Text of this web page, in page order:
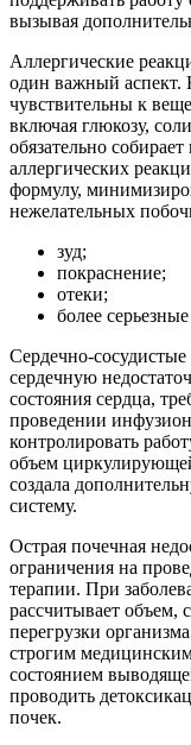
вызывая
Аллергические
один важный аспект.
чувствительны к
включая глюкозу,
обязательно
аллергических
формулу,
нежелательных
зуд;
покраснение;
отеки;
более
Сердечно-
сердечную
состояния сердца,
проведении
контролировать
объем
создала
систему.
Острая почечная
ограничения на
терапии. При
рассчитывает объем,
перегрузки
строгим
состоянием
проводить
почек.